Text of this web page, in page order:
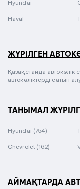
Hyundai
Haval
ЖҮРІЛГЕН
Қазақстанда
автокөліктерді сатып
ТАНЫМАЛ
Hyundai (754)
Chevrolet (162)
АЙМАҚТАРДА